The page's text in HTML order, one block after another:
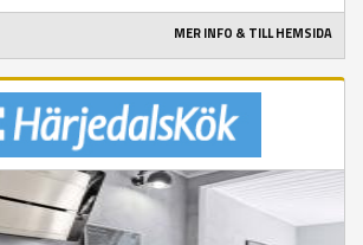
MER INFO & TILL HEMSIDA